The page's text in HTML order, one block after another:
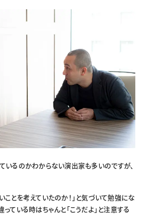
るのかわからない演出家も多いのですが、
ことを考えていたのか！」と気づいて勉強にな
ている時はちゃんと「こうだよ」と注意する